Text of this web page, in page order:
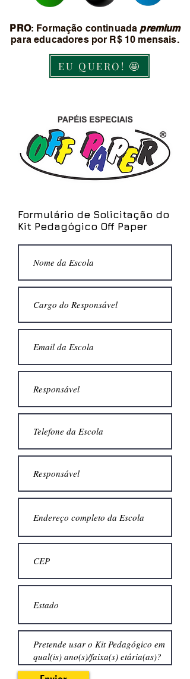
PRO: Formação continuada premium
para educadores por R$ 10 mensais.
EU QUERO! 🤩
Formulário de Solicitação do
Kit Pedagógico Off Paper